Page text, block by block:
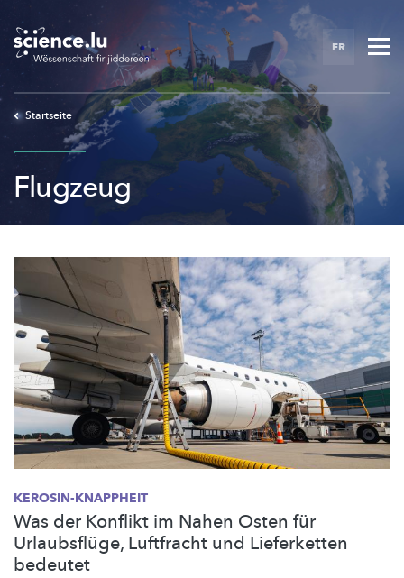
main
content
FR
Startseite
Flugzeug
KEROSIN-KNAPPHEIT
Was der Konflikt im Nahen Osten für
Urlaubsflüge, Luftfracht und Lieferketten
bedeutet